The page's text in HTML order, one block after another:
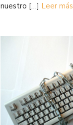
nuestro […] Leer más